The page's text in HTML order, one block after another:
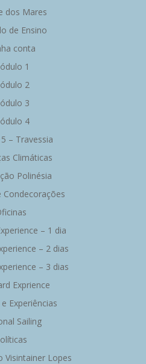
dos Mares
de Ensino
conta
1
2
3
4
– Travessia
Climáticas
Polinésia
Condecorações
– 1 dia
– 2 dias
– 3 dias
Exprience
Experiências
Sailing
Visintainer Lopes